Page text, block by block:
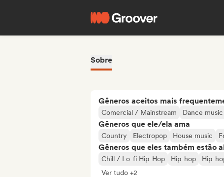
Sobre
Gêneros aceitos mais
Comercial / Mainstream Dance music
Gêneros que ele/ela ama
Country Electropop House music
Gêneros que eles também estão
Chill / Lo-fi Hip-Hop Hip-hop Hip-
Ver tudo +2